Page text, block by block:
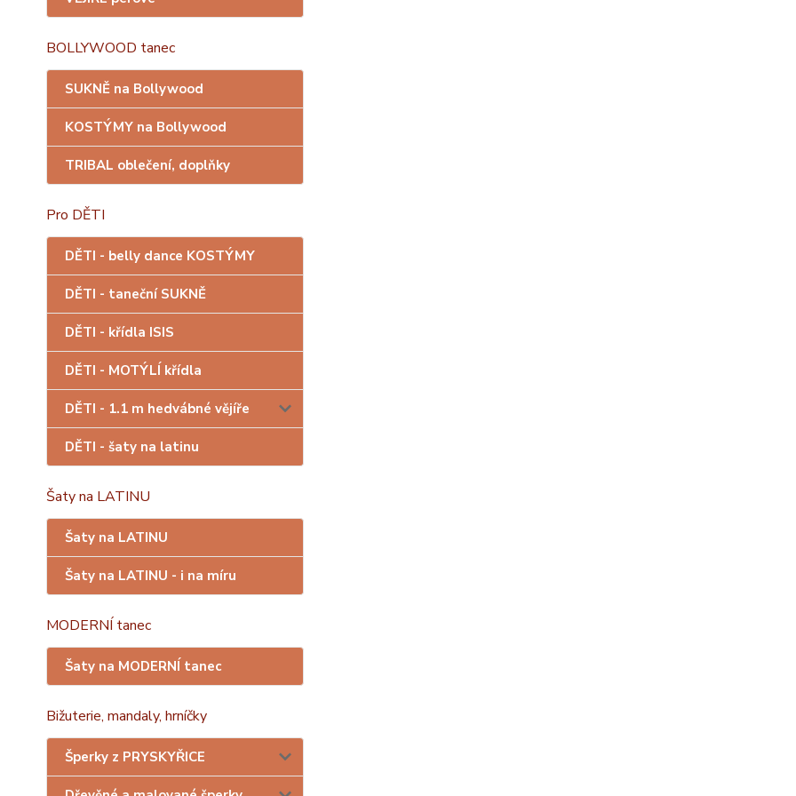
BOLLYWOOD tanec
SUKNĚ na Bollywood
KOSTÝMY na Bollywood
TRIBAL oblečení, doplňky
Pro DĚTI
DĚTI - belly dance KOSTÝMY
DĚTI - taneční SUKNĚ
DĚTI - křídla ISIS
DĚTI - MOTÝLÍ křídla
DĚTI - 1.1 m hedvábné vějíře
DĚTI - šaty na latinu
Šaty na LATINU
Šaty na LATINU
Šaty na LATINU - i na míru
MODERNÍ tanec
Šaty na MODERNÍ tanec
Bižuterie, mandaly, hrníčky
Šperky z PRYSKYŘICE